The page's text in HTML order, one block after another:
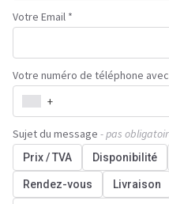
Votre Email *
Votre numéro de téléphone
+
Sujet du message - pas
Prix / TVA Disponibilité
Rendez-vous Livraison